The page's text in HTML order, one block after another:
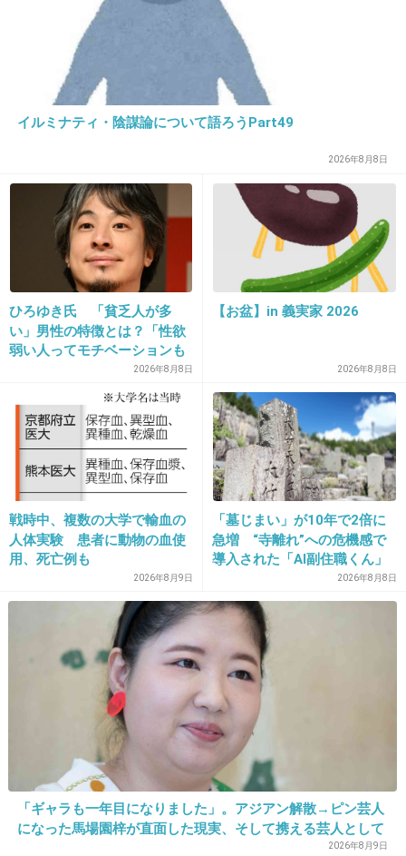
10年後も若いなんていいな
26. 匿名 2014/09/13(土) 20:20:03
もしかしてまだ童貞ですか？
免許を取っても車が無ければクソだからね？
ババアの年金で一生生活は出来ません
がんばって！
+3 -9
2014/09/13(土) 20:20:05
10年後の私へ
元気ですか？幸せですか？
幸せになって下さい。
+16 -1
2014/09/13(土) 20:20:09
一年後の自分へ
いろいろあったけど本当に結婚おめでとう＼(^o^)／
いろいろあったから勉強になり結果やっと良い人に巡り会
末永く幸せになろうー
+10
イルミナティ・陰謀論について語ろうPart49
2026年8月8日
ひろゆき氏 「貧乏人が多
い」男性の特徴とは？「性欲
弱い人ってモチベーションも
低いので貧乏人多い」2026年8月8日
【お盆】in 義実家 2026
2026年8月8日
戦時中、複数の大学で輸血の
人体実験 患者に動物の血使
用、死亡例も
2026年8月9日
「墓じまい」が10年で2倍に
急増 “寺離れ”への危機感で
導入された「AI副住職くん」
法要予約からお説教まで24時
間対応 2万5000基が眠る
「お墓のお墓」にも変化が
2026年8月8日
「ギャラも一年目になりました」。アジアン解散→ピン芸人
になった馬場園梓が直面した現実、そして携える芸人として
2026年8月9日